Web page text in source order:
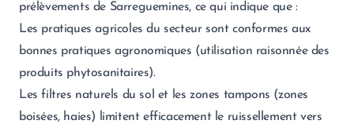
prélèvements de Sarreguemines, ce qui indique que :
Les pratiques agricoles du secteur sont conformes aux
bonnes pratiques agronomiques (utilisation raisonnée des
produits phytosanitaires).
Les filtres naturels du sol et les zones tampons (zones
boisées, haies) limitent efficacement le ruissellement vers